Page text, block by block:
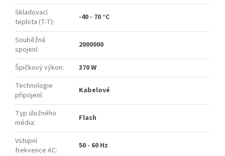
Skladovací
teplota (T-T): -40 - 70 °C
Souběžná
spojení: 2000000
Špičkový výkon:
370 W
Technologie
připojení: Kabelové
Typ úložného
média: Flash
Vstupní
frekvence AC: 50 - 60 Hz